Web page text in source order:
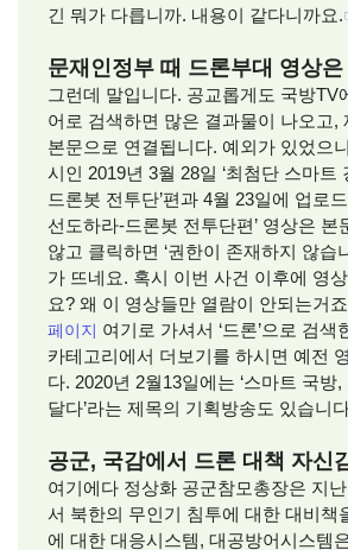
긴 뭐가 다릅니까. 내용이 같다니까요.
문재인정부 때 드론부대 영상
그런데 말입니다. 공교롭게도 국방TV
어로 검색하면 많은 결과물이 나오고,
본문으로 연결됩니다. 예외가 있었으
시인 2019년 3월 28일 ‘최첨단 스마트
드론봇 전투단’편과 4월 23일에 업로
선도하라-드론봇 전투단편’ 영상은 본
않고 클릭하면 ‘권한이 존재하지 않습
가 뜨네요. 혹시 이번 사건 이후에 영
요? 왜 이 영상들만 열람이 안되는거
페이지 여기로 가셔서 ‘드론’으로 검색
카테고리에서 더보기를 하시면 예전
다. 2020년 2월13일에는 ‘스마트 국방
달다’라는 제목의 기획방송도 있습니
공군, 국감에서 드론 대책 자신
여기에다 정상화 공군참모총장은 지
서 북한의 무인기 침투에 대한 대비책
에 대한 대응시스템, 대공방어시스템